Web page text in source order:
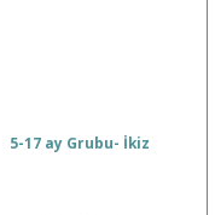
5-17 ay Grubu- İkiz